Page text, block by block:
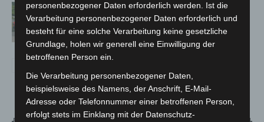
Region Hannover: 21 neue
Notfallsanitäter starten beim Roten
Kreuz
personenbezogener Daten erforderlich werden. Ist die
Verarbeitung personenbezogener Daten erforderlich und
besteht für eine solche Verarbeitung keine gesetzliche
Grundlage, holen wir generell eine Einwilligung der
betroffenen Person ein.
Die Verarbeitung personenbezogener Daten,
beispielsweise des Namens, der Anschrift, E-Mail-
Adresse oder Telefonnummer einer betroffenen Person,
erfolgt stets im Einklang mit der Datenschutz-